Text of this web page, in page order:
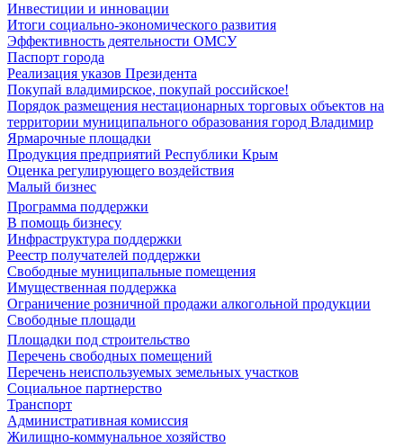
Инвестиции и инновации
Итоги социально-экономического развития
Эффективность деятельности ОМСУ
Паспорт города
Реализация указов Президента
Покупай владимирское, покупай российское!
Порядок размещения нестационарных торговых объектов на
территории муниципального образования город Владимир
Ярмарочные площадки
Продукция предприятий Республики Крым
Оценка регулирующего воздействия
Малый бизнес
Программа поддержки
В помощь бизнесу
Инфраструктура поддержки
Реестр получателей поддержки
Свободные муниципальные помещения
Имущественная поддержка
Ограничение розничной продажи алкогольной продукции
Свободные площади
Площадки под строительство
Перечень свободных помещений
Перечень неиспользуемых земельных участков
Социальное партнерство
Транспорт
Административная комиссия
Жилищно-коммунальное хозяйство